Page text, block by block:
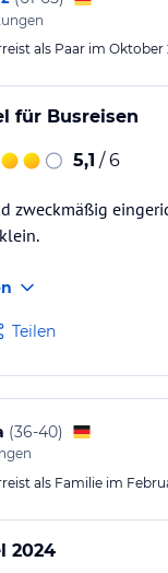
die verbindlichen
als Paar im Oktober
für Busreisen
5,1 / 6
zweckmäßig
Teilen
(36-40)
als Familie im
2024